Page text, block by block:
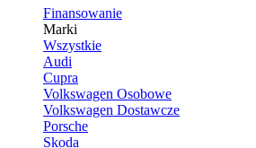
Finansowanie
Marki
Wszystkie
Audi
Cupra
Volkswagen Osobowe
Volkswagen Dostawcze
Porsche
Skoda